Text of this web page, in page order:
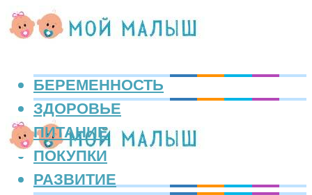
БЕРЕМЕННОСТЬ
ЗДОРОВЬЕ
ПИТАНИЕ
ПОКУПКИ
РАЗВИТИЕ